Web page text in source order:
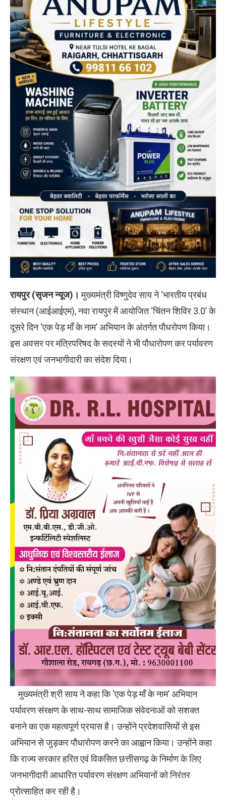
रायपुर (सृजन न्यूज)। मुख्यमंत्री विष्णुदेव साय ने ‘भारतीय प्रबंध
संस्थान (आईआईएम), नवा रायपुर में आयोजित ‘चिंतन शिविर 3.0’ के
दूसरे दिन ‘एक पेड़ माँ के नाम’ अभियान के अंतर्गत पौधरोपण किया।
इस अवसर पर मंत्रिपरिषद के सदस्यों ने भी पौधारोपण कर पर्यावरण
संरक्षण एवं जनभागीदारी का संदेश दिया।
मुख्यमंत्री श्री साय ने कहा कि ‘एक पेड़ माँ के नाम’ अभियान
पर्यावरण संरक्षण के साथ-साथ सामाजिक संवेदनाओं को सशक्त
बनाने का एक महत्वपूर्ण प्रयास है। उन्होंने प्रदेशवासियों से इस
अभियान से जुड़कर पौधारोपण करने का आह्वान किया। उन्होंने कहा
कि राज्य सरकार हरित एवं विकसित छत्तीसगढ़ के निर्माण के लिए
जनभागीदारी आधारित पर्यावरण संरक्षण अभियानों को निरंतर
प्रोत्साहित कर रही है।